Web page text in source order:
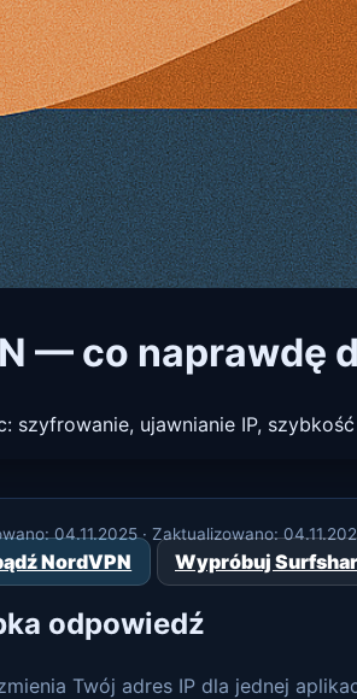
— co naprawdę
szyfrowanie, ujawnianie IP,
04.11.2025· Zaktualizowano:
NordVPN Wypróbuj
odpowiedź
Twój adres IP dla jednej